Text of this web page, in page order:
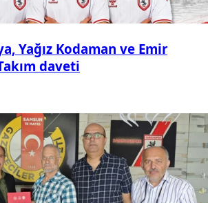
Yağız Kodaman ve Emir
daveti